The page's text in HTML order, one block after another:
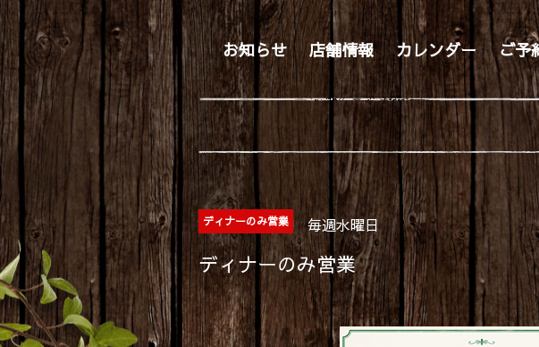
お知らせ 店舗情報 カレンダー ご予
ディナーのみ営業 毎週水曜日
ディナーのみ営業